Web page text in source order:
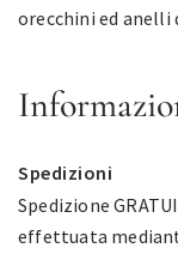
orecchini ed anelli
Spedizioni
Spedizione
effettuata